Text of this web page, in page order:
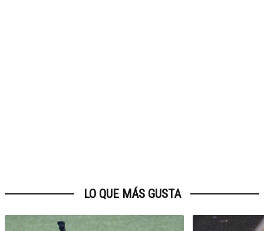
LO QUE MÁS GUSTA